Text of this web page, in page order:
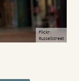
Flickr:
Russellstreet